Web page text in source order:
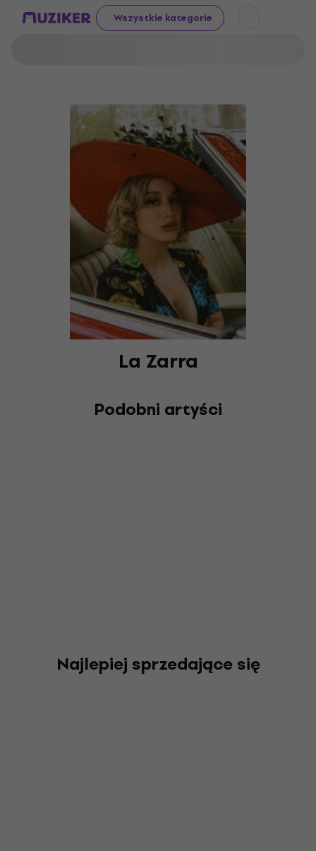
Wszystkie kategorie
La Zarra
Podobni artyści
Najlepiej sprzedające się